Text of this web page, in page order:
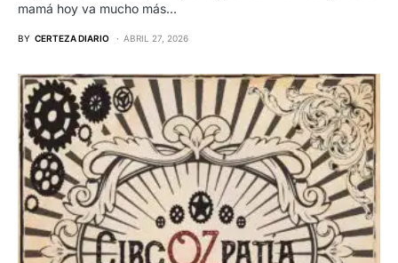
mamá hoy va mucho más…
BY CERTEZA DIARIO ABRIL 27, 2026